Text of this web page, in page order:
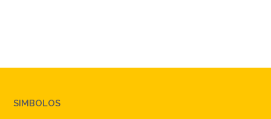
SIMBOLOS